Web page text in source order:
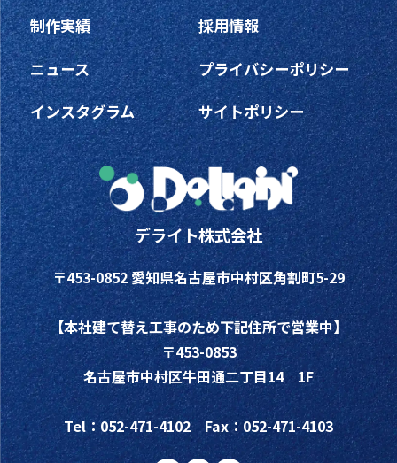
制作実績
ニュース
インスタグラム
採用情報
プライバシーポリシー
サイトポリシー
デライト株式会社
〒453-0852 愛知県名古屋市中村区角割町5-29
【本社建て替え工事のため下記住所で営業中】
〒453-0853
名古屋市中村区牛田通二丁目14 1F
Tel：052-471-4102 Fax：052-471-4103